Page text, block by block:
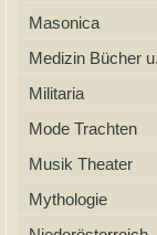
Masonica
Medizin Bücher
Militaria
Mode Trachten
Musik Theater
Mythologie